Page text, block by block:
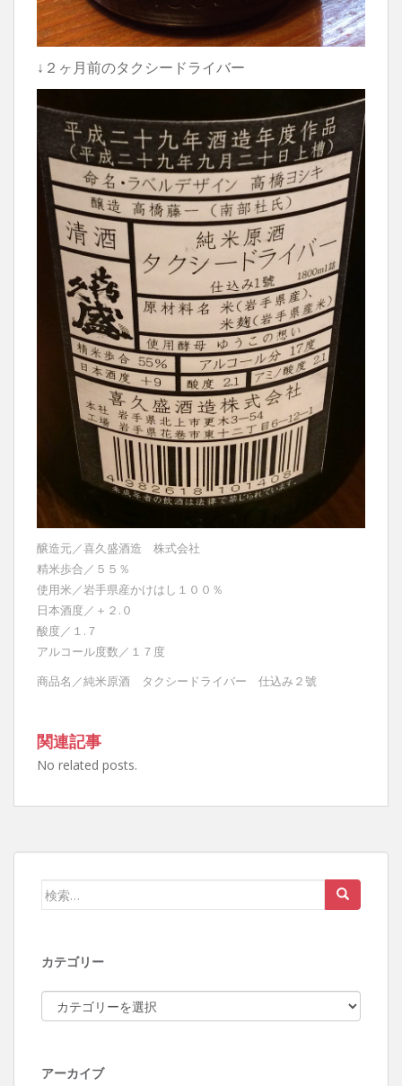
↓２ヶ月前のタクシードライバー
醸造元／喜久盛酒造 株式会社
精米歩合／５５％
使用米／岩手県産かけはし１００％
日本酒度／＋２.０
酸度／１.７
アルコール度数／１７度
商品名／純米原酒 タクシードライバー 仕込み２號
関連記事
No related posts.
検索:
カテゴリー
カテゴリー
アーカイブ